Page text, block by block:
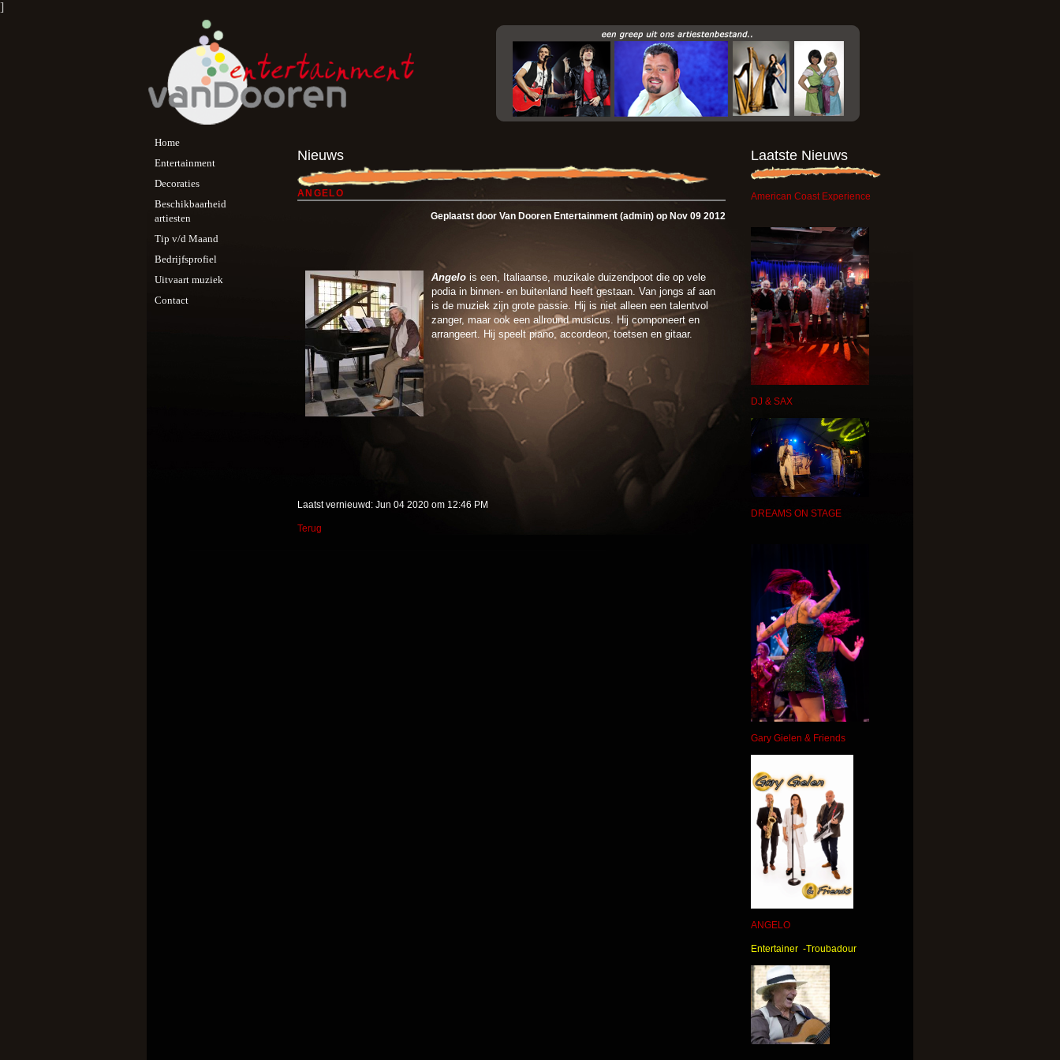
]
Home
Entertainment
Decoraties
Beschikbaarheid
artiesten
Tip v/d Maand
Bedrijfsprofiel
Uitvaart muziek
Contact
Nieuws
ANGELO
Geplaatst door Van Dooren Entertainment (admin) op Nov 09 2012
Angelo is een, Italiaanse, muzikale duizendpoot die op vele
podia in binnen- en buitenland heeft gestaan. Van jongs af aan
is de muziek zijn grote passie. Hij is niet alleen een talentvol
zanger, maar ook een allround musicus. Hij componeert en
arrangeert. Hij speelt piano, accordeon, toetsen en gitaar.
Laatst vernieuwd: Jun 04 2020 om 12:46 PM
Terug
Laatste Nieuws
American Coast Experience
DJ & SAX
DREAMS ON STAGE
Gary Gielen & Friends
ANGELO
Entertainer -Troubadour